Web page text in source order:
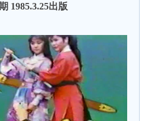
1985.3.25出版